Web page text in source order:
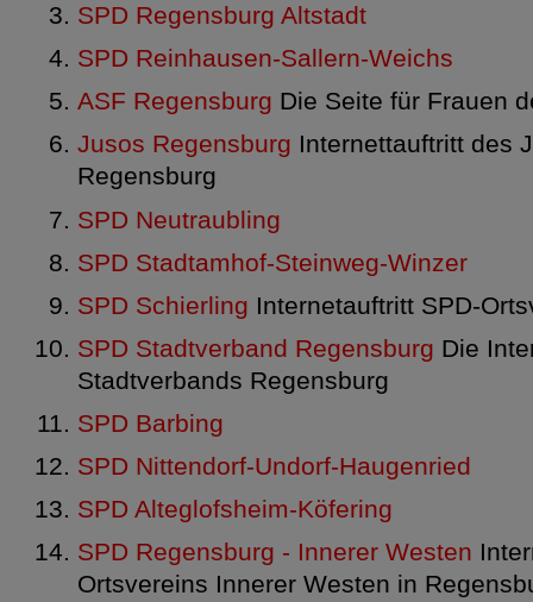
SPD Regensburg Altstadt
SPD Reinhausen-Sallern-Weichs
ASF Regensburg Die Seite für Frauen
Jusos Regensburg Internettauftritt des
Regensburg
SPD Neutraubling
SPD Stadtamhof-Steinweg-Winzer
SPD Schierling Internetauftritt SPD-
SPD Stadtverband Regensburg Die
Stadtverbands Regensburg
SPD Barbing
SPD Nittendorf-Undorf-Haugenried
SPD Alteglofsheim-Köfering
SPD Regensburg - Innerer Westen
Ortsvereins Innerer Westen in